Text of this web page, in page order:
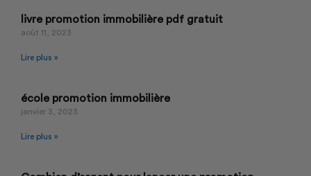
livre promotion immobilière pdf gratuit
août 11, 2023
Lire plus »
école promotion immobilière
janvier 3, 2023
Lire plus »